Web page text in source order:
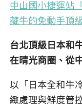
中山國小捷運站
藏牛的免動手頂
台北頂級日本和
在晴光商圈、從
以「日本全和牛
緻處理與鮮度管